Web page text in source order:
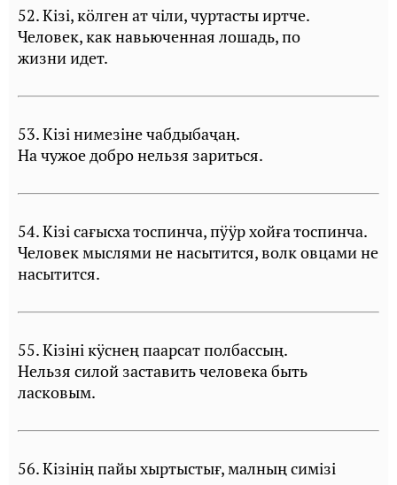
52. Кiзi, кӧлген ат чiли, чуртасты иртче.
Человек, как навьюченная лошадь, по
жизни идет.
53. Кiзi нимезiне чабдыбаҷаң.
На чужое добро нельзя зариться.
54. Кiзi сағысха тоспинча, пÿÿр хойға тоспинча.
Человек мыслями не насытится, волк овцами не
насытится.
55. Кiзiнi кÿснең паарсат полбассың.
Нельзя силой заставить человека быть
ласковым.
56. Кiзiнiң пайы хыртыстығ, малның симiзi